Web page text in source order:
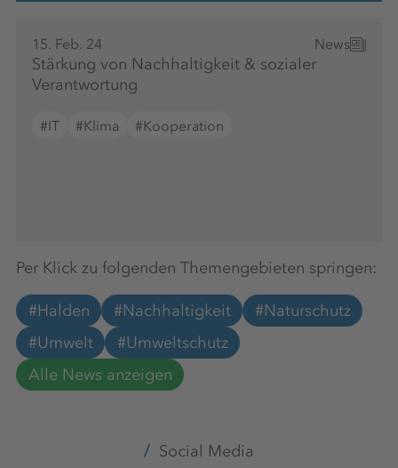
15. Feb. 24 News
Stärkung von Nachhaltigkeit & sozialer
Verantwortung
#IT #Klima #Kooperation
Per Klick zu folgenden Themengebieten springen:
#Halden #Nachhaltigkeit
#Naturschutz
#Umwelt
#Umweltschutz
Alle News anzeigen
Social Media